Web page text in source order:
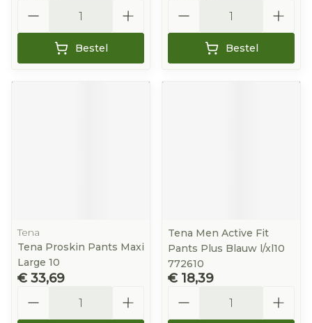
Bestel Bestel
Tena
Tena Proskin Pants Maxi
Large 10
€ 33,69
Tena Men Active Fit
Pants Plus Blauw l/xl10
772610
€ 18,39